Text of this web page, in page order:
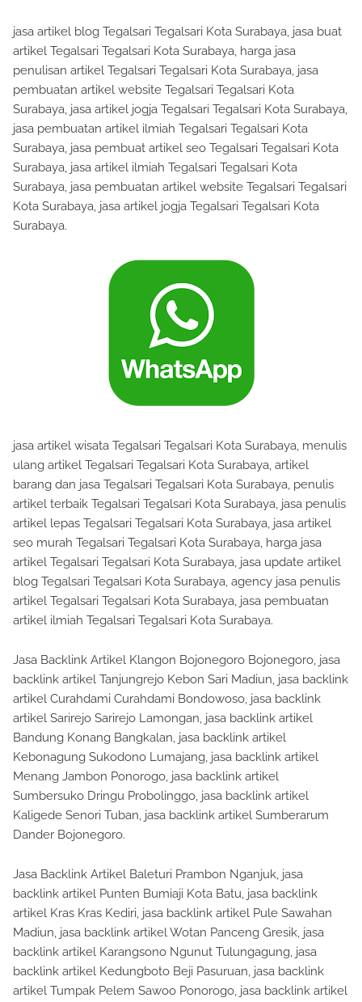
jasa artikel blog Tegalsari Tegalsari Kota Surabaya, jasa buat
artikel Tegalsari Tegalsari Kota Surabaya, harga jasa
penulisan artikel Tegalsari Tegalsari Kota Surabaya, jasa
pembuatan artikel website Tegalsari Tegalsari Kota
Surabaya, jasa artikel jogja Tegalsari Tegalsari Kota Surabaya,
jasa pembuatan artikel ilmiah Tegalsari Tegalsari Kota
Surabaya, jasa pembuat artikel seo Tegalsari Tegalsari Kota
Surabaya, jasa artikel ilmiah Tegalsari Tegalsari Kota
Surabaya, jasa pembuatan artikel website Tegalsari Tegalsari
Kota Surabaya, jasa artikel jogja Tegalsari Tegalsari Kota
Surabaya.
jasa artikel wisata Tegalsari Tegalsari Kota Surabaya, menulis
ulang artikel Tegalsari Tegalsari Kota Surabaya, artikel
barang dan jasa Tegalsari Tegalsari Kota Surabaya, penulis
artikel terbaik Tegalsari Tegalsari Kota Surabaya, jasa penulis
artikel lepas Tegalsari Tegalsari Kota Surabaya, jasa artikel
seo murah Tegalsari Tegalsari Kota Surabaya, harga jasa
artikel Tegalsari Tegalsari Kota Surabaya, jasa update artikel
blog Tegalsari Tegalsari Kota Surabaya, agency jasa penulis
artikel Tegalsari Tegalsari Kota Surabaya, jasa pembuatan
artikel ilmiah Tegalsari Tegalsari Kota Surabaya.
Jasa Backlink Artikel Klangon Bojonegoro Bojonegoro, jasa
backlink artikel Tanjungrejo Kebon Sari Madiun, jasa backlink
artikel Curahdami Curahdami Bondowoso, jasa backlink
artikel Sarirejo Sarirejo Lamongan, jasa backlink artikel
Bandung Konang Bangkalan, jasa backlink artikel
Kebonagung Sukodono Lumajang, jasa backlink artikel
Menang Jambon Ponorogo, jasa backlink artikel
Sumbersuko Dringu Probolinggo, jasa backlink artikel
Kaligede Senori Tuban, jasa backlink artikel Sumberarum
Dander Bojonegoro.
Jasa Backlink Artikel Baleturi Prambon Nganjuk, jasa
backlink artikel Punten Bumiaji Kota Batu, jasa backlink
artikel Kras Kras Kediri, jasa backlink artikel Pule Sawahan
Madiun, jasa backlink artikel Wotan Panceng Gresik, jasa
backlink artikel Karangsono Ngunut Tulungagung, jasa
backlink artikel Kedungboto Beji Pasuruan, jasa backlink
artikel Tumpak Pelem Sawoo Ponorogo, jasa backlink artikel